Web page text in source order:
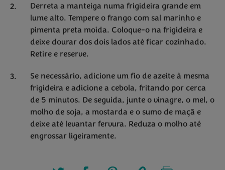
Derreta a manteiga numa frigideira grande em
lume alto. Tempere o frango com sal marinho e
pimenta preta moída. Coloque-o na frigideira e
deixe dourar dos dois lados até ficar cozinhado.
Retire e reserve.
Se necessário, adicione um fio de azeite à mesma
frigideira e adicione a cebola, fritando por cerca
de 5 minutos. De seguida, junte o vinagre, o mel, o
molho de soja, a mostarda e o sumo de maçã e
deixe até levantar fervura. Reduza o molho até
engrossar ligeiramente.